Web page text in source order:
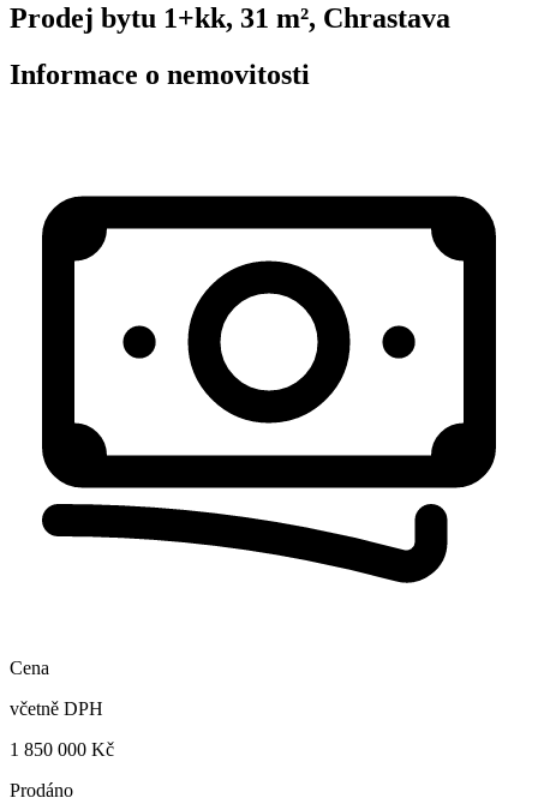
Prodej bytu 1+kk, 31 m², Chrastava
Informace o nemovitosti
Cena
včetně DPH
1 850 000 Kč
Prodáno